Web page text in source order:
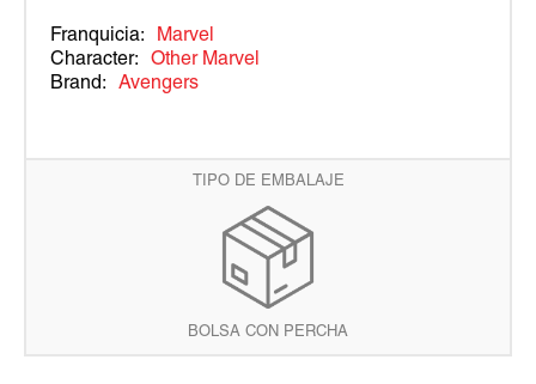
TIPO DE EMBALAJE
BOLSA CON PERCHA
Franquicia:
Marvel
Character:
Other Marvel
Brand:
Avengers